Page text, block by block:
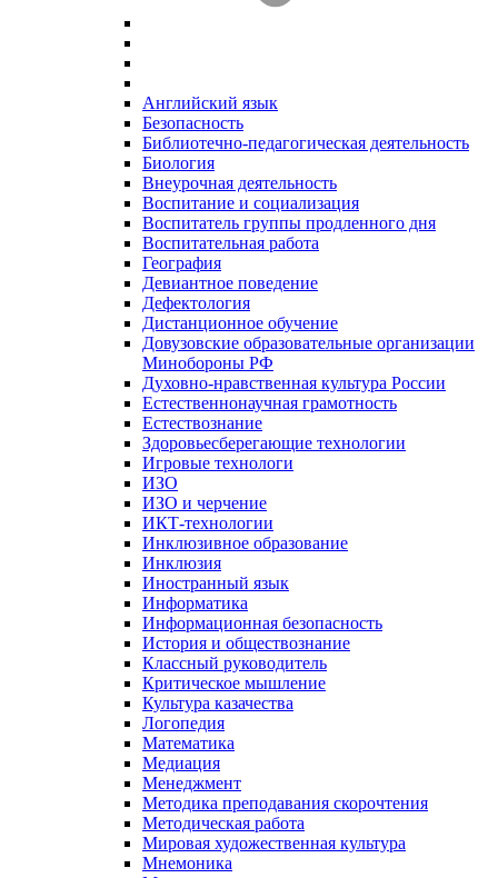
Английский язык
Безопасность
Библиотечно-педагогическая деятельность
Биология
Внеурочная деятельность
Воспитание и социализация
Воспитатель группы продленного дня
Воспитательная работа
География
Девиантное поведение
Дефектология
Дистанционное обучение
Довузовские образовательные организации
Минобороны РФ
Духовно‑нравственная культура России
Естественнонаучная грамотность
Естествознание
Здоровьесберегающие технологии
Игровые технологи
ИЗО
ИЗО и черчение
ИКТ-технологии
Инклюзивное образование
Инклюзия
Иностранный язык
Информатика
Информационная безопасность
История и обществознание
Классный руководитель
Критическое мышление
Культура казачества
Логопедия
Математика
Медиация
Менеджмент
Методика преподавания скорочтения
Методическая работа
Мировая художественная культура
Мнемоника